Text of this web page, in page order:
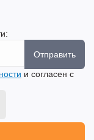
Отправить
и согласен с